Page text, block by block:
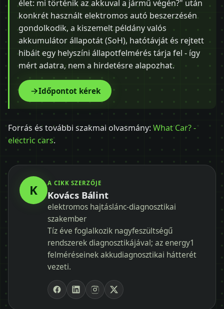
élet: mi történik az akkuval a jármű végén?" után
konkrét használt elektromos autó beszerzésén
gondolkodik, a kiszemelt példány valós
akkumulátor állapotát (SoH), hatótávját és rejtett
hibáit egy helyszíni állapotfelmérés tárja fel - így
mért adatra, nem a hirdetésre alapozhat.
Időpontot kérek
Forrás és további szakmai olvasmány:What Car? -
electric cars.
K A CIKK SZERZŐJE
Kovács Bálint
elektromos hajtáslánc-diagnosztikai
szakember
Tíz éve foglalkozik nagyfeszültségű
rendszerek diagnosztikájával; az energy1
felméréseinek akkudiagnosztikai hátterét
vezeti.